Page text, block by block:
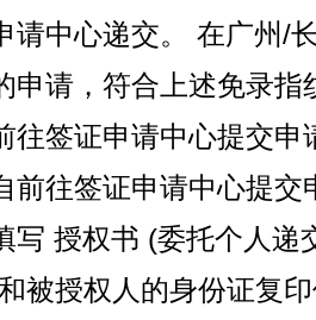
请中心递交。 在广州/
申请，符合上述免录指
往签证申请中心提交申
前往签证申请中心提交
写 授权书 (委托个人递
被授权人的身份证复